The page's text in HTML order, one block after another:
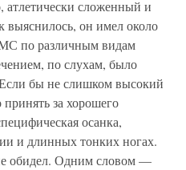
атлетически сложенный и
он имел около
по различным видам
по слухам, было
бы не слишком высокий
за хорошего
осанка,
и длинных тонких ногах.
обидел. Одним словом —